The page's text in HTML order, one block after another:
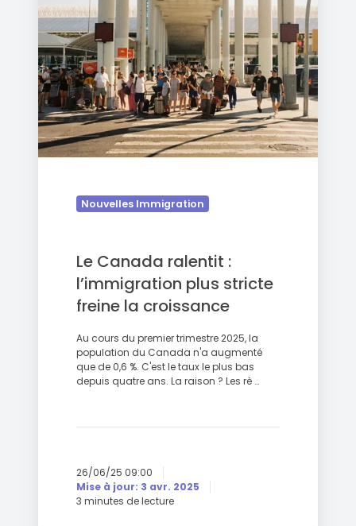
l’immigration
plus
stricte
freine
la
croissance
Nouvelles Immigration
Le Canada ralentit :
l’immigration plus stricte
freine la croissance
Au cours du premier trimestre 2025, la
population du Canada n'a augmenté
que de 0,6 %. C'est le taux le plus bas
depuis quatre ans. La raison ? Les rè …
26/06/25 09:00
Mise à jour: 3 avr. 2025
3 minutes de lecture